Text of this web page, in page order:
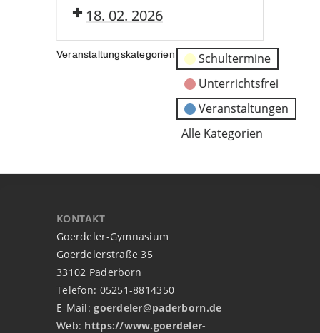
18. 02. 2026
Veranstaltungskategorien
Schultermine
Unterrichtsfrei
Veranstaltungen
Alle Kategorien
KONTAKT
Goerdeler-Gymnasium
Goerdelerstraße 35
33102 Paderborn
Telefon: 05251-8814350
E-Mail:goerdeler@paderborn.de
Web: https://www.goerdeler-